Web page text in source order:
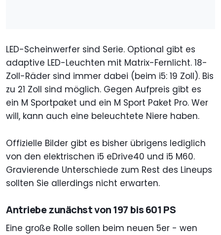
LED-Scheinwerfer sind Serie. Optional gibt es
adaptive LED-Leuchten mit Matrix-Fernlicht. 18-
Zoll-Räder sind immer dabei (beim i5: 19 Zoll). Bis
zu 21 Zoll sind möglich. Gegen Aufpreis gibt es
ein M Sportpaket und ein M Sport Paket Pro. Wer
will, kann auch eine beleuchtete Niere haben.
Offizielle Bilder gibt es bisher übrigens lediglich
von den elektrischen i5 eDrive40 und i5 M60.
Gravierende Unterschiede zum Rest des Lineups
sollten Sie allerdings nicht erwarten.
Antriebe zunächst von 197 bis 601 PS
Eine große Rolle sollen beim neuen 5er - wen